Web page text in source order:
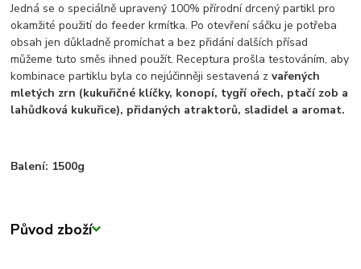
Jedná se o speciálně upravený 100% přírodní drcený partikl pro
okamžité použití do feeder krmítka. Po otevření sáčku je potřeba
obsah jen důkladně promíchat a bez přidání dalších přísad
můžeme tuto směs ihned použít. Receptura prošla testováním, aby
kombinace partiklu byla co nejúčinněji sestavená z vařených
mletých zrn (kukuřičné klíčky, konopí, tygří ořech, ptačí zob a
lahůdková kukuřice), přidaných atraktorů, sladidel a aromat.
Balení: 1500g
Původ zboží